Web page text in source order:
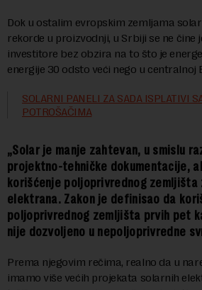
Dok u ostalim evropskim zemljama
rekorde u proizvodnji, u Srbiji se ne čine
investitore bez obzira na to što je
energije 30 odsto veći nego u centralnoj
SOLARNI PANELI ZA SADA ISPLATIVI
POTROŠAČIMA
„Solar je manje zahtevan, u smislu
projektno-tehničke dokumentacije,
korišćenje poljoprivrednog zemljišta
elektrana. Zakon je definisao da
poljoprivrednog zemljišta prvih pet
nije dozvoljeno u nepoljoprivredne
Prema njegovim rečima, realno da u
imamo više većih projekata solarnih